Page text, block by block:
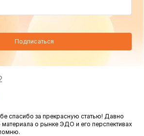
Подписаться
спасибо за прекрасную статью! Давно
материала о рынке ЭДО и его перспективах